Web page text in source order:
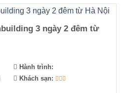
3 ngày 2 đêm từ
Hành trình:
Khách sạn: